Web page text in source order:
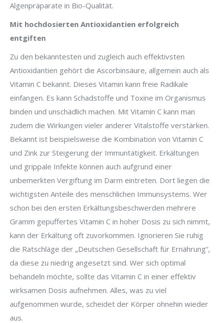
Algenpräparate in Bio-Qualität.
Mit hochdosierten Antioxidantien erfolgreich
entgiften
Zu den bekanntesten und zugleich auch effektivsten
Antioxidantien gehört die Ascorbinsäure, allgemein auch als
Vitamin C bekannt. Dieses Vitamin kann freie Radikale
einfangen. Es kann Schadstoffe und Toxine im Organismus
binden und unschädlich machen. Mit Vitamin C kann man
zudem die Wirkungen vieler anderer Vitalstoffe verstärken.
Bekannt ist beispielsweise die Kombination von Vitamin C
und Zink zur Steigerung der Immuntätigkeit. Erkältungen
und grippale Infekte können auch aufgrund einer
unbemerkten Vergiftung im Darm eintreten. Dort liegen die
wichtigsten Anteile des menschlichen Immunsystems. Wer
schon bei den ersten Erkältungsbeschwerden mehrere
Gramm gepuffertes Vitamin C in hoher Dosis zu sich nimmt,
kann der Erkältung oft zuvorkommen. Ignorieren Sie ruhig
die Ratschläge der „Deutschen Gesellschaft für Ernährung“,
da diese zu niedrig angesetzt sind. Wer sich optimal
behandeln möchte, sollte das Vitamin C in einer effektiv
wirksamen Dosis aufnehmen. Alles, was zu viel
aufgenommen wurde, scheidet der Körper ohnehin wieder
aus.